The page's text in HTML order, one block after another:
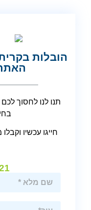
הובלות
האתר
תנו לנו לחסוך
חייגו עכשיו